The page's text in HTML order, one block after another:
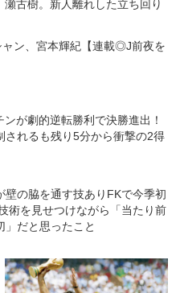
瀬古樹。新人離れした立ち回り
ン、宮本輝紀【連載◎J前夜を
ンが劇的逆転勝利で決勝進出！
されるも残り5分から衝撃の2得
壁の脇を通す技ありFKで今季初
術を見せつけながら「当たり前
」だと思ったこと